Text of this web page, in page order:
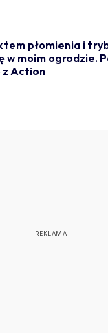
płomienia i
w moim ogrodzie.
Action